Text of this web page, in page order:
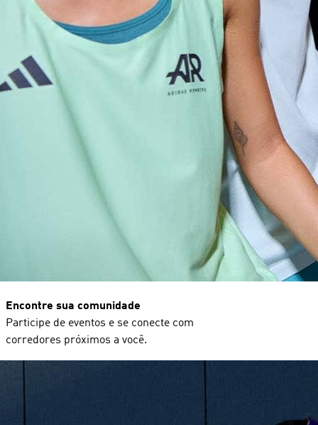
Encontre sua comunidade
Participe de eventos e se conecte com
corredores próximos a você.